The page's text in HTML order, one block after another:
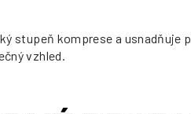
stupeň komprese a usnadňuje
vzhled.